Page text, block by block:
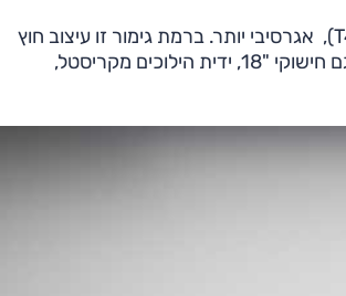
ל-T4 חישוקים בעיצוב 'R דיזיין', שכיול מכלולי השלדה שלה ספורטיבי יותר (רק ב-T4), אגרסיבי יותר. ברמת גימור זו עיצוב חוץ
ופנים ספורטיבי יותר וגם מושבי ספורט מרופדים בעור נאפה. ל-T8, המצוידת יותר, גם חישוקי "18, ידית הילוכים מקריסטל,